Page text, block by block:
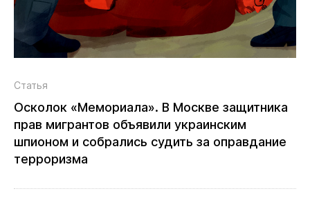
Статья
Осколок «Мемориала». В Москве защитника
прав мигрантов объявили украинским
шпионом и собрались судить за оправдание
терроризма